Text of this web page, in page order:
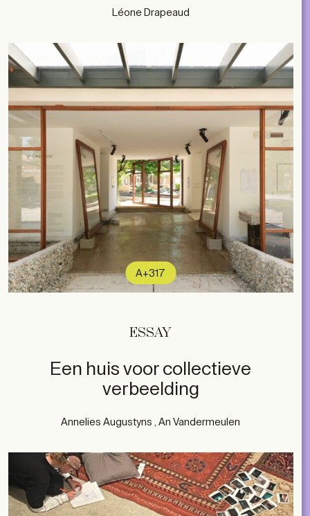
Léone Drapeaud
A+317
ESSAY
Een huis voor collectieve
verbeelding
Annelies Augustyns , An Vandermeulen